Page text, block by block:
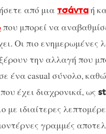
από μια τσάνταή
που μπορεί να
Οι πιο ενημερωμένες
την αλλαγή που
ένα casual σύνολο,
έχει διαχρονικά, ως
με ιδιαίτερες
γραμμές